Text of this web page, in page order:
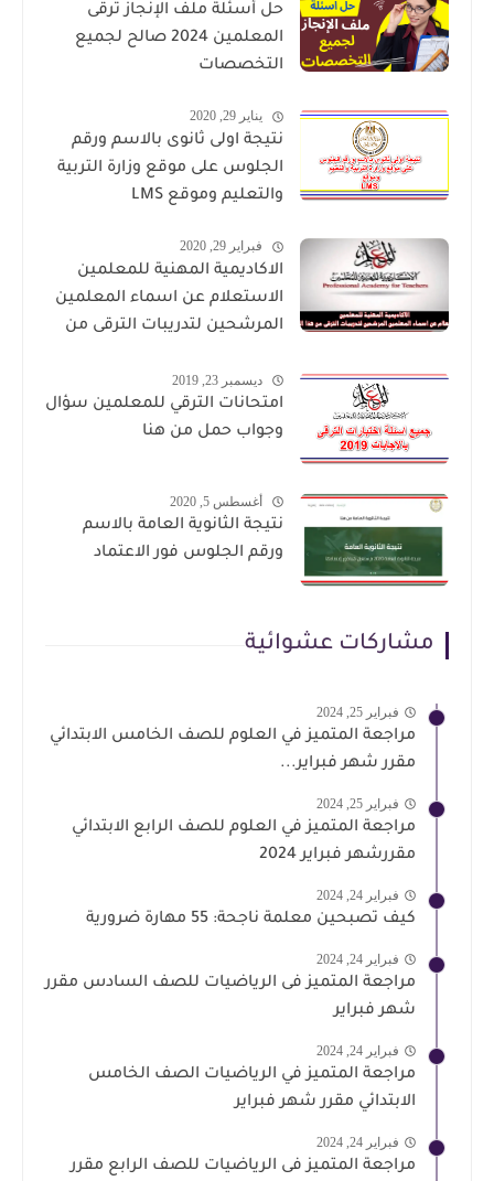
حل أسئلة ملف الإنجاز ترقى
المعلمين 2024 صالح لجميع
التخصصات
يناير 29, 2020
نتيجة اولى ثانوى بالاسم ورقم
الجلوس على موقع وزارة التربية
والتعليم وموقع LMS
فبراير 29, 2020
الاكاديمية المهنية للمعلمين
الاستعلام عن اسماء المعلمين
المرشحين لتدريبات الترقى من
ديسمبر 23, 2019
امتحانات الترقي للمعلمين سؤال
وجواب حمل من هنا
أغسطس 5, 2020
نتيجة الثانوية العامة بالاسم
ورقم الجلوس فور الاعتماد
مشاركات عشوائية
فبراير 25, 2024
مراجعة المتميز في العلوم للصف الخامس الابتدائي
مقرر شهر فبراير...
فبراير 25, 2024
مراجعة المتميز في العلوم للصف الرابع الابتدائي
مقررشهر فبراير 2024
فبراير 24, 2024
كيف تصبحين معلمة ناجحة: 55 مهارة ضرورية
فبراير 24, 2024
مراجعة المتميز فى الرياضيات للصف السادس مقرر
شهر فبراير
فبراير 24, 2024
مراجعة المتميز في الرياضيات الصف الخامس
الابتدائي مقرر شهر فبراير
فبراير 24, 2024
مراجعة المتميز فى الرياضيات للصف الرابع مقرر